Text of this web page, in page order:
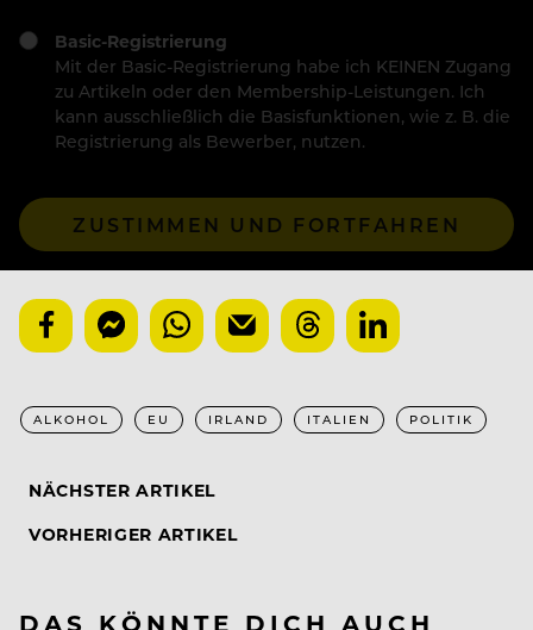
Basic-Registrierung
Mit der Basic-Registrierung habe ich KEINEN Zugang
zu Artikeln oder den Membership-Leistungen. Ich
kann ausschließlich die Basisfunktionen, wie z. B. die
Registrierung als Bewerber, nutzen.
ZUSTIMMEN UND FORTFAHREN
ALKOHOL EU IRLAND ITALIEN POLITIK
NÄCHSTER ARTIKEL
VORHERIGER ARTIKEL
DAS KÖNNTE DICH AUCH